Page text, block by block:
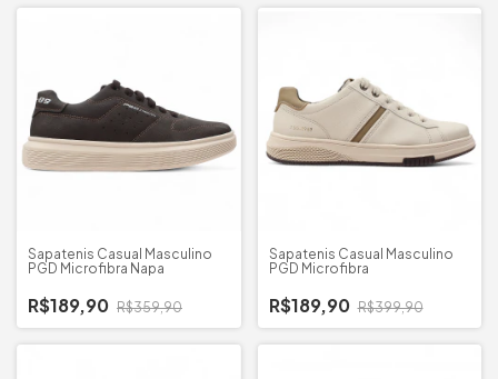
Sapatenis Casual Masculino
PGD Microfibra Napa
R$189,90 R$359,90
Sapatenis Casual Masculino
PGD Microfibra
R$189,90 R$399,90